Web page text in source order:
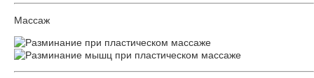
Массаж